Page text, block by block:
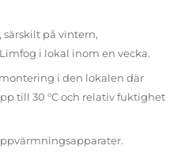
på vintern,
i lokal inom en vecka.
i den lokalen där
till 30 °C och relativ fuktighet